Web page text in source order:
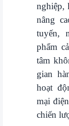
nghiệp,
nâng
tuyến,
phẩm
tâm
gian
hoạt
mại
chiến